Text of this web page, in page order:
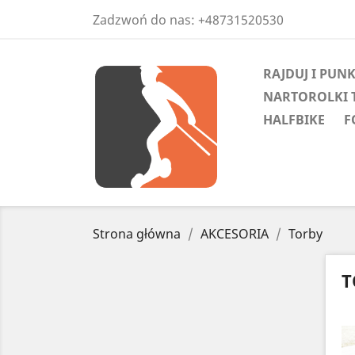
Zadzwoń do nas: +48731520530
RAJDUJ I
NARTOROLKI
HALFBIKE
Strona główna AKCESORIA Torby